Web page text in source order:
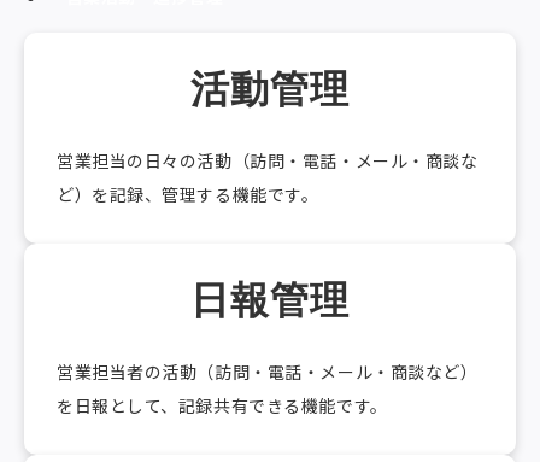
活動管理
営業担当の日々の活動（訪問・電話・メール・商談な
ど）を記録、管理する機能です。
日報管理
営業担当者の活動（訪問・電話・メール・商談など）
を日報として、記録共有できる機能です。